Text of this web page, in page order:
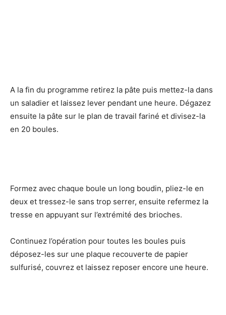
A la fin du programme retirez la pâte puis mettez-la dans
un saladier et laissez lever pendant une heure. Dégazez
ensuite la pâte sur le plan de travail fariné et divisez-la
en 20 boules.
Formez avec chaque boule un long boudin, pliez-le en
deux et tressez-le sans trop serrer, ensuite refermez la
tresse en appuyant sur l’extrémité des brioches.
Continuez l’opération pour toutes les boules puis
déposez-les sur une plaque recouverte de papier
sulfurisé, couvrez et laissez reposer encore une heure.